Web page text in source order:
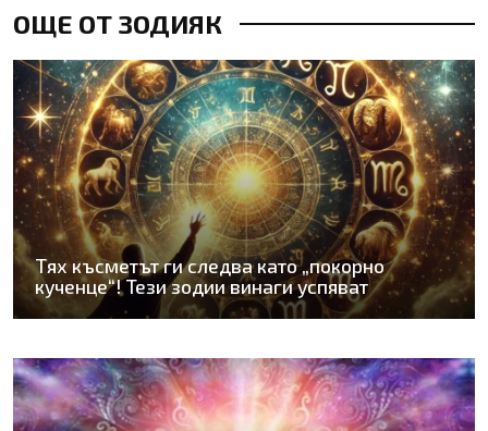
ОЩЕ ОТ ЗОДИЯК
Тях късметът ги следва като „покорно
кученце“! Тези зодии винаги успяват